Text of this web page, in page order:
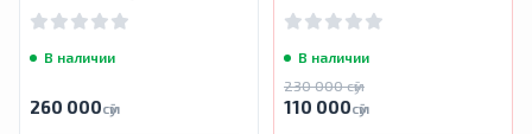
таблеток
В наличии
260 000сӯм
В наличии
230 000 сӯм
110 000сӯм